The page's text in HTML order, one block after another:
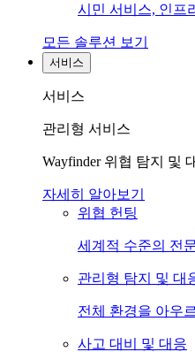
시민 서비스, 인프
모든 솔루션 보기
서비스
서비스
관리형 서비스
Wayfinder 위협 탐지 및
자세히 알아보기
위협 헌팅
세계적 수준의 전
관리형 탐지 및 대
전체 환경을 아우
사고 대비 및 대응